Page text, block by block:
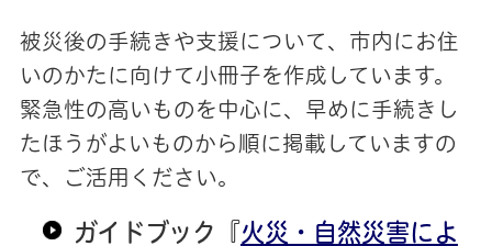
被災後の手続きや支援について、市内にお住
いのかたに向けて小冊子を作成しています。
緊急性の高いものを中心に、早めに手続きし
たほうがよいものから順に掲載していますの
で、ご活用ください。
ガイドブック『火災・自然災害によ